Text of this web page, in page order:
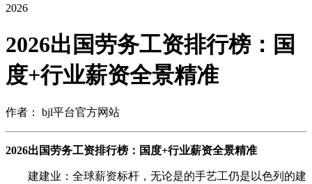
2026
2026出国劳务工资排行榜：国
度+行业薪资全景精准
作者： bjl平台官方网站
2026出国劳务工资排行榜：国度+行业薪资全景精准
建建业：全球薪资标杆，无论是的手艺工仍是以色列的建